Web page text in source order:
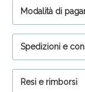
Modalità di
Spedizioni e
Resi e rimborsi